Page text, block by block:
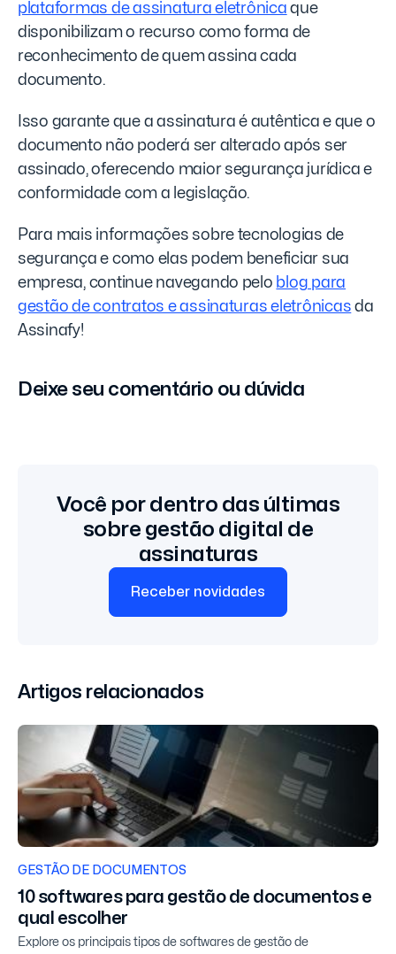
plataformas de assinatura eletrônica que
disponibilizam o recurso como forma de
reconhecimento de quem assina cada
documento.
Isso garante que a assinatura é autêntica e que o
documento não poderá ser alterado após ser
assinado, oferecendo maior segurança jurídica e
conformidade com a legislação.
Para mais informações sobre tecnologias de
segurança e como elas podem beneficiar sua
empresa, continue navegando pelo blog para
gestão de contratos e assinaturas eletrônicas da
Assinafy!
Deixe seu comentário ou dúvida
Você por dentro das últimas
sobre gestão digital de
assinaturas
Receber novidades
Artigos relacionados
GESTÃO DE DOCUMENTOS
10 softwares para gestão de documentos e
qual escolher
Explore os principais tipos de softwares de gestão de